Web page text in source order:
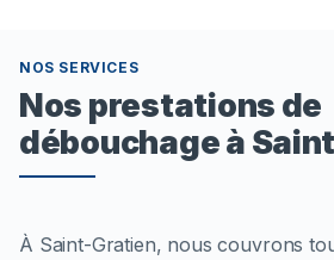
NOS SERVICES
Nos prestations de
débouchage à
À Saint-Gratien, nous couvrons